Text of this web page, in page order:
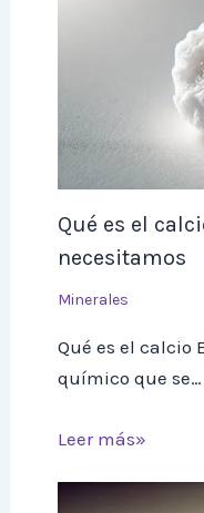
Qué es el
necesitamos
Minerales
Qué es el calcio
químico que se…
Leer más»